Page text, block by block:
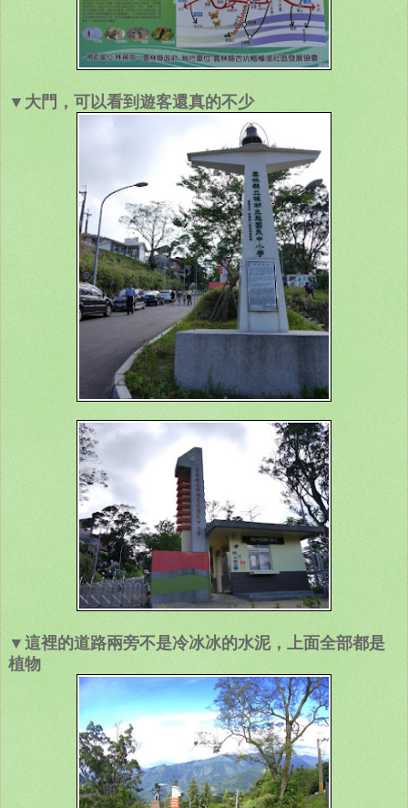
▼大門，可以看到遊客還真的不少
▼這裡的道路兩旁不是冷冰冰的水泥，上面全部都是
植物